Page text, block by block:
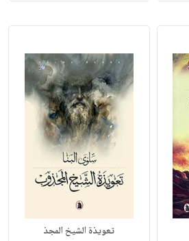
تعويذة الشيخ المجذ